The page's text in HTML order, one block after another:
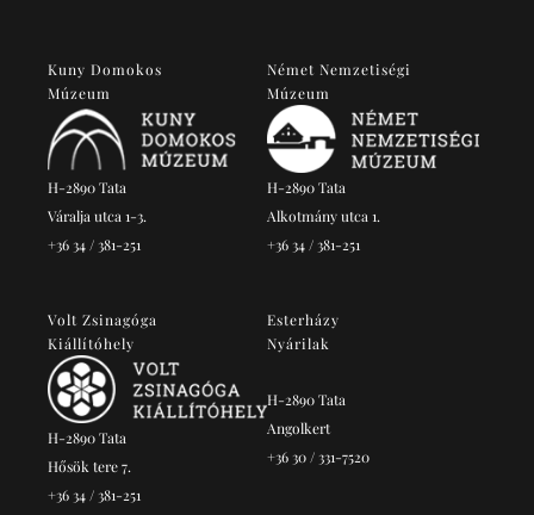
Kuny Domokos
Múzeum
H-2890 Tata
Váralja utca 1-3.
+36 34 / 381-251
Német Nemzetiségi
Múzeum
H-2890 Tata
Alkotmány utca 1.
+36 34 / 381-251
Volt Zsinagóga
Kiállítóhely
H-2890 Tata
Hősök tere 7.
+36 34 / 381-251
Esterházy
Nyárilak
H-2890 Tata
Angolkert
+36 30 / 331-7520